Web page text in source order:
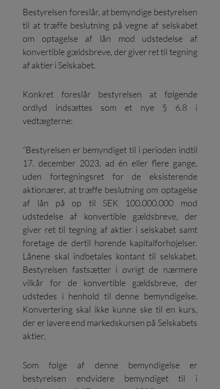
Bestyrelsen foreslår, at bemyndige bestyrelsen
til at træffe beslutning på vegne af selskabet
om optagelse af lån mod udstedelse af
konvertible gældsbreve, der giver ret til tegning
af aktier i Selskabet.
Konkret foreslår bestyrelsen at følgende
ordlyd indsættes som et nye § 6.8 i
vedtægterne:
”Bestyrelsen er bemyndiget til i perioden indtil
17. december 2023, ad én eller flere gange,
uden fortegningsret for de eksisterende
aktionærer, at træffe beslutning om optagelse
af lån på op til SEK 100.000.000 mod
udstedelse af konvertible gældsbreve, der
giver ret til tegning af aktier i selskabet samt
foretage de dertil hørende kapitalforhøjelser.
Lånene skal indbetales kontant til selskabet.
Bestyrelsen fastsætter i øvrigt de nærmere
vilkår for de konvertible gældsbreve, der
udstedes i henhold til denne bemyndigelse.
Konvertering skal ikke kunne ske til en kurs,
der er lavere end markedskursen på Selskabets
aktier.
Som følge af denne bemyndigelse er
bestyrelsen endvidere bemyndiget til i